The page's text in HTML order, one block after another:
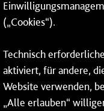
06131 – 12 77 77
Fax: 06131 – 12 66 66
* Montags bis
Wochenenden und
Anrufe je nach
(„Cookies“).
Technisch
aktiviert, für andere,
Website verwenden,
„Alle erlauben“